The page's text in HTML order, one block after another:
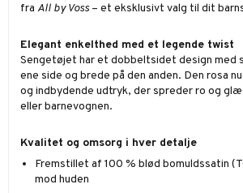
fra All by Voss– et eksklusivt valg til dit
Elegant enkelthed med et legende twist
Sengetøjet har et dobbeltsidet design med
ene side og brede på den anden. Den rosa
og indbydende udtryk, der spreder ro og
eller barnevognen.
Kvalitet og omsorg i hver detalje
Fremstillet af 100 % blød bomuldssatin
mod huden